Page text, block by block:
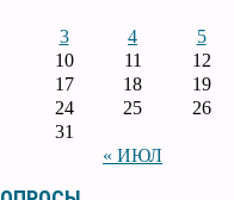
« ИЮЛ
3
4 5
10
11 12
17
18 19
24
25 26
31